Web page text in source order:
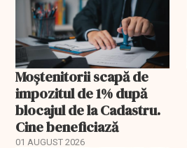
Moștenitorii scapă de
impozitul de 1% după
blocajul de la Cadastru.
Cine beneficiază
01 AUGUST 2026